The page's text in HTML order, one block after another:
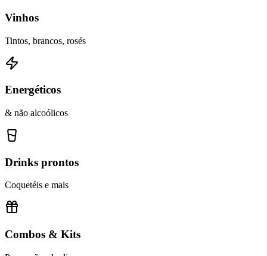
Vinhos
Tintos, brancos, rosés
Energéticos
& não alcoólicos
Drinks prontos
Coquetéis e mais
Combos & Kits